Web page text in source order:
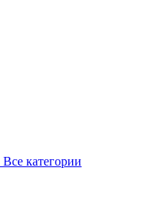
Все категории